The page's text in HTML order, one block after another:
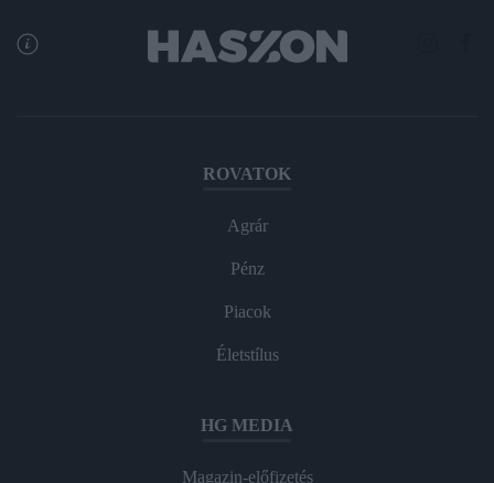
ROVATOK
Agrár
Pénz
Piacok
Életstílus
HG MEDIA
Magazin-előfizetés